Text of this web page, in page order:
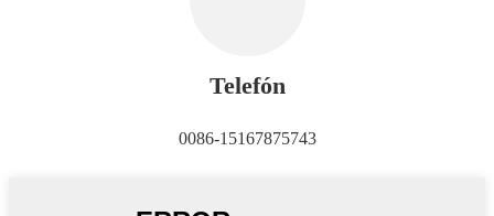
Telefón
0086-15167875743